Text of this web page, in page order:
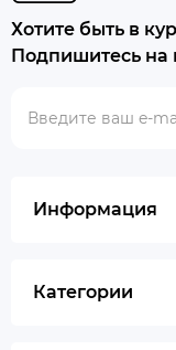
Хотите быть в
Подпишитесь на
Информация
Категории